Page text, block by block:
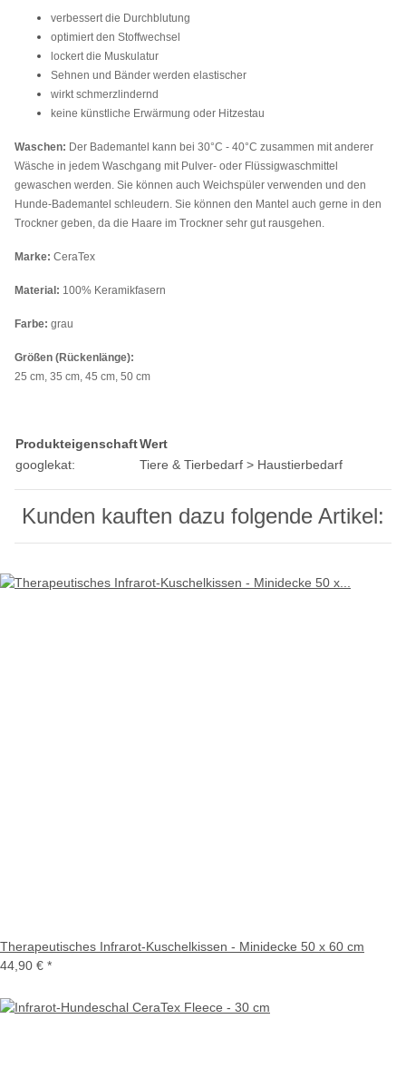
verbessert die Durchblutung
optimiert den Stoffwechsel
lockert die Muskulatur
Sehnen und Bänder werden elastischer
wirkt schmerzlindernd
keine künstliche Erwärmung oder Hitzestau
Waschen: Der Bademantel kann bei 30°C - 40°C zusammen mit anderer
Wäsche in jedem Waschgang mit Pulver- oder Flüssigwaschmittel
gewaschen werden. Sie können auch Weichspüler verwenden und den
Hunde-Bademantel schleudern. Sie können den Mantel auch gerne in den
Trockner geben, da die Haare im Trockner sehr gut rausgehen.
Marke: CeraTex
Material: 100% Keramikfasern
Farbe: grau
Größen (Rückenlänge):
25 cm, 35 cm, 45 cm, 50 cm
ProdukteigenschaftWert
googlekat:
Tiere & Tierbedarf > Haustierbedarf
Kunden kauften dazu folgende Artikel:
Therapeutisches Infrarot-Kuschelkissen - Minidecke 50 x 60 cm
44,90 € *